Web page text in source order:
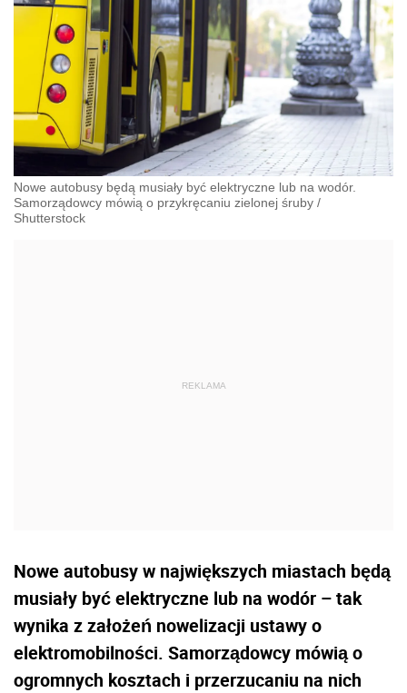
Nowe autobusy będą musiały być elektryczne lub na wodór.
Samorządowcy mówią o przykręcaniu zielonej śruby /
Shutterstock
Nowe autobusy w największych miastach będą
musiały być elektryczne lub na wodór – tak
wynika z założeń nowelizacji ustawy o
elektromobilności. Samorządowcy mówią o
ogromnych kosztach i przerzucaniu na nich